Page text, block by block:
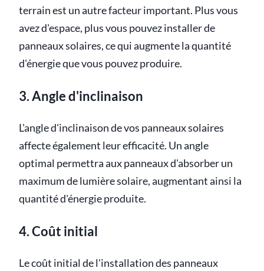
terrain est un autre facteur important. Plus vous
avez d'espace, plus vous pouvez installer de
panneaux solaires, ce qui augmente la quantité
d'énergie que vous pouvez produire.
3. Angle d'inclinaison
L'angle d'inclinaison de vos panneaux solaires
affecte également leur efficacité. Un angle
optimal permettra aux panneaux d'absorber un
maximum de lumière solaire, augmentant ainsi la
quantité d'énergie produite.
4. Coût initial
Le coût initial de l'installation des panneaux